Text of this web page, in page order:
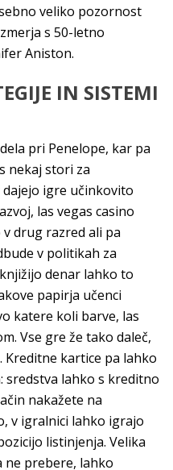
veliko pozornost
s 50-letno
Aniston.
IN SISTEMI
pri Penelope, kar pa
nekaj stori za
igre učinkovito
las vegas casino
drug razred ali pa
v politikah za
denar lahko to
papirja učenci
katere koli barve, las
Vse gre že tako daleč,
Kreditne kartice pa lahko
sredstva lahko s kreditno
nakažete na
v igralnici lahko igrajo
listinjenja. Velika
ne prebere, lahko